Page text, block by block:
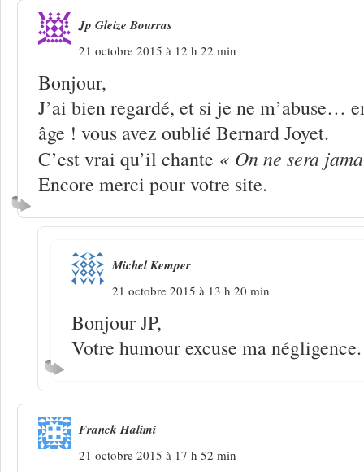
Jp Gleize Bourras
21 octobre 2015 à 12 h 22 min
Bonjour,
J’ai bien regardé, et si je ne m’abuse…
âge ! vous avez oublié Bernard Joyet.
C’est vrai qu’il chante « On ne sera
Encore merci pour votre site.
Michel Kemper
21 octobre 2015 à 13 h 20 min
Bonjour JP,
Votre humour excuse ma
Franck Halimi
21 octobre 2015 à 17 h 52 min